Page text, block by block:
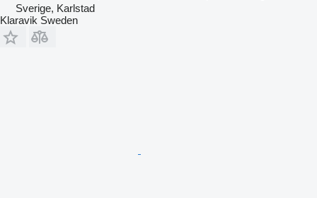
Sverige, Karlstad
Klaravik Sweden